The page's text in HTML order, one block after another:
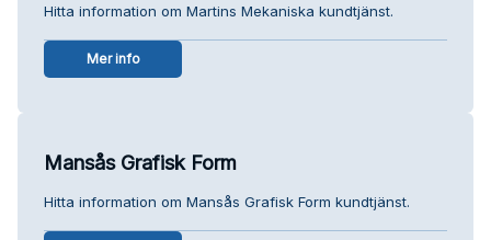
Hitta information om Martins Mekaniska kundtjänst.
Mer info
Mansås Grafisk Form
Hitta information om Mansås Grafisk Form kundtjänst.